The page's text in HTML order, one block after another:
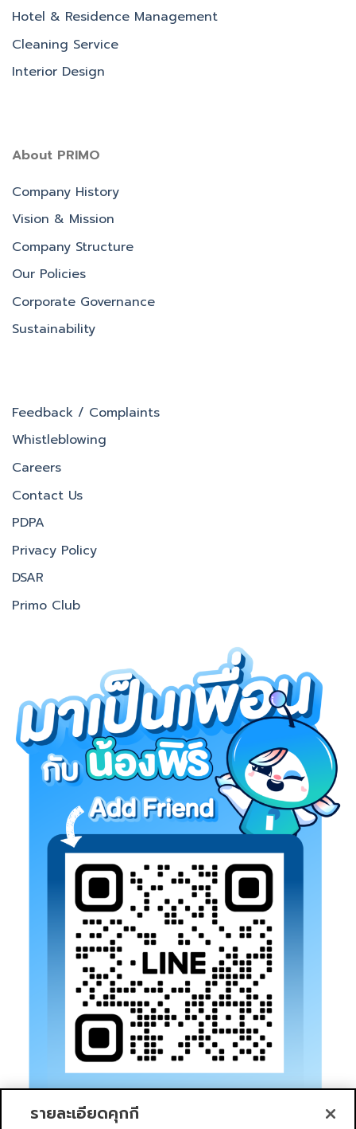
Hotel & Residence Management
Cleaning Service
Interior Design
About PRIMO
Company History
Vision & Mission
Company Structure
Our Policies
Corporate Governance
Sustainability
Feedback / Complaints
Whistleblowing
Careers
Contact Us
PDPA
Privacy Policy
DSAR
Primo Club
รายละเอียดคุกกี้